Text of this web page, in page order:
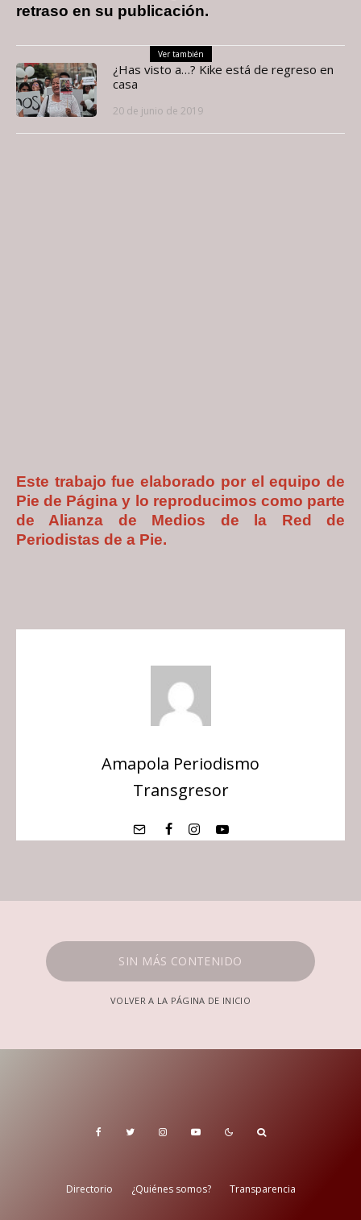
retraso en su publicación.
Ver también
¿Has visto a…? Kike está de regreso en
casa
20 de junio de 2019
Este trabajo fue elaborado por el equipo de
Pie de Página y lo reproducimos como parte
de Alianza de Medios de la Red de
Periodistas de a Pie.
Amapola Periodismo
Transgresor
SIN MÁS CONTENIDO
VOLVER A LA PÁGINA DE INICIO
Directorio ¿Quiénes somos? Transparencia